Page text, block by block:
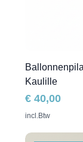
Kaulille
Prijs
€ 40,00
incl.Btw